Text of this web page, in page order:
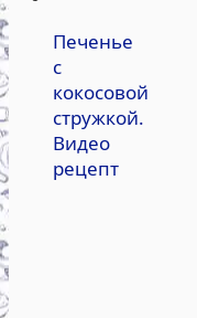
Печенье
с
кокосовой
стружкой.
Видео
рецепт